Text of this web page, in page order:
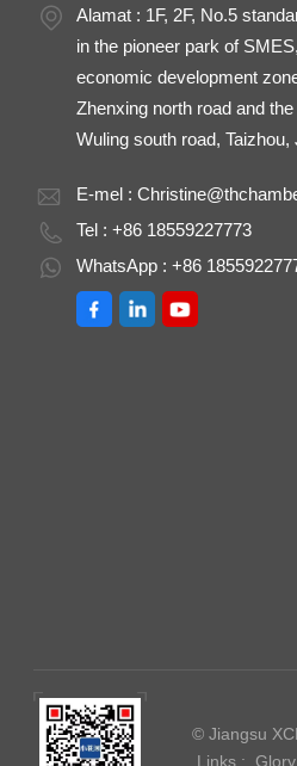
Alamat : 1F, 2F, No.5
in the pioneer park of SMES,
economic development
Zhenxing north road and
Wuling south road, Taizhou,
E-mel :
Tel : +86 18559227773
WhatsApp : +86
© Jiangsu
Links :